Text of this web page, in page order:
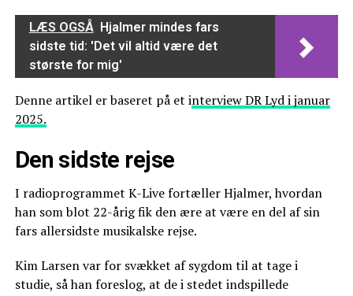
LÆS OGSÅ Hjalmer mindes fars
sidste tid: 'Det vil altid være det
største for mig'
Denne artikel er baseret på et interview DR Lyd i januar
2025.
Den sidste rejse
I radioprogrammet K-Live fortæller Hjalmer, hvordan
han som blot 22-årig fik den ære at være en del af sin
fars allersidste musikalske rejse.
Kim Larsen var for svækket af sygdom til at tage i
studie, så han foreslog, at de i stedet indspillede